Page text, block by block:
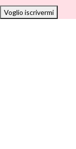
Voglio iscrivermi